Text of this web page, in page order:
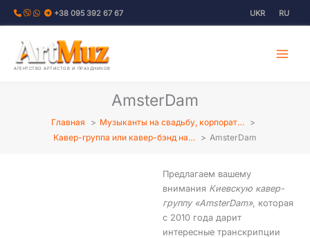
Перейти
+38 095 392 67 67 UKR RU
АГЕНТСТВО АРТИСТОВ И ПРАЗДНИКОВ
AmsterDam
Главная
Музыканты на свадьбу, корпорат…
Кавер-группа или кавер-бэнд на…
AmsterDam
Предлагаем вашему
внимания Киевскую кавер-
группу «AmsterDam», которая
с 2010 года дарит
интересные транскрипции